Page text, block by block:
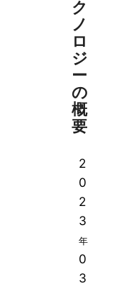
ク
ノ
ロ
ジ
ー
の
概
要
2
0
2
3
年
0
3